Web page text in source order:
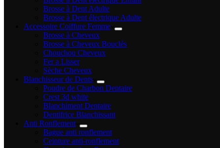
Brosse à Dent Adulte
Brosse à Dent électrique Adulte
Accessoire Coiffure Femme
Brosse à Cheveux
Brosse à Cheveux Bouclés
Chouchou Cheveux
Fer a Lisser
Sèche Cheveux
Blanchisseur de Dents
Poudre de Charbon Dentaire
Crest 3d white
Blanchiment Dentaire
Dentifrice Blanchissant
Anti Ronflement
Bague anti ronflement
Ceinture anti-ronflement